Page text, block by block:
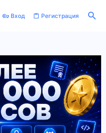
Вход Регистрация